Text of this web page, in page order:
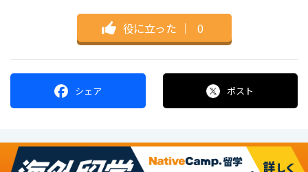
役に立った ｜ 0
シェア ポスト